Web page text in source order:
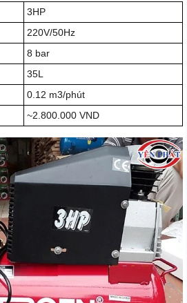
3HP
220V/50Hz
8 bar
35L
0.12 m3/phút
~2.800.000 VND